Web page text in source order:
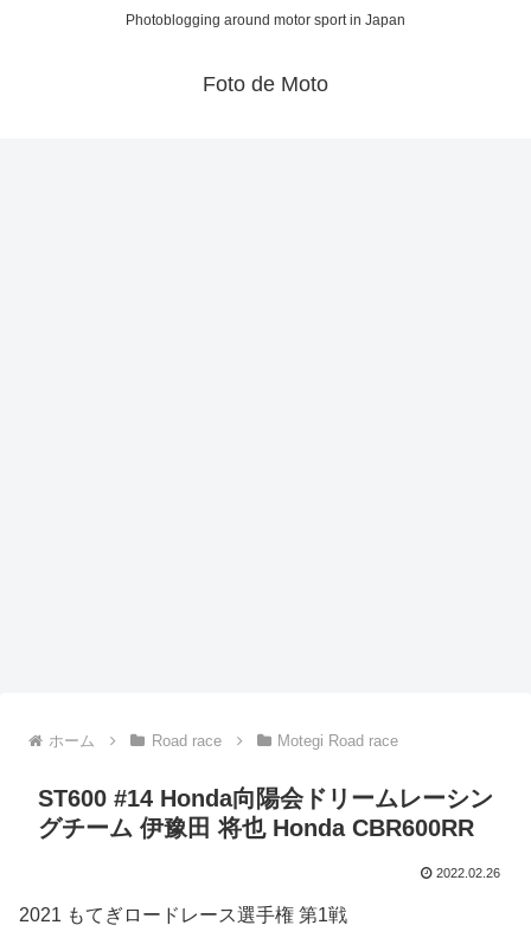
Photoblogging around motor sport in Japan
Foto de Moto
ホーム Road race Motegi Road race
ST600 #14 Honda向陽会ドリームレーシン
グチーム 伊豫田 将也 Honda CBR600RR
2022.02.26
2021 もてぎロードレース選手権 第1戦